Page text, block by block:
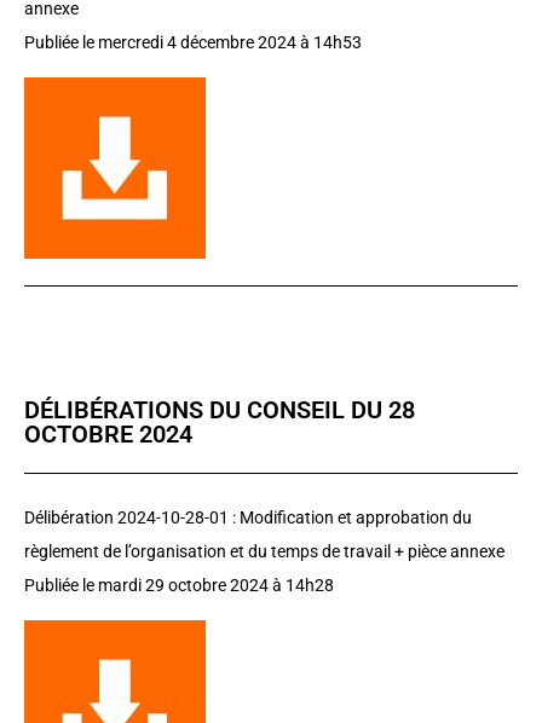
annexe
Publiée le mercredi 4 décembre 2024 à 14h53
DÉLIBÉRATIONS DU CONSEIL DU 28
OCTOBRE 2024
Délibération 2024-10-28-01 : Modification et approbation du
règlement de l’organisation et du temps de travail + pièce annexe
Publiée le mardi 29 octobre 2024 à 14h28